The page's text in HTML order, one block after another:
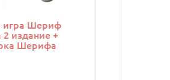
игра Шериф
издание +
Шерифа